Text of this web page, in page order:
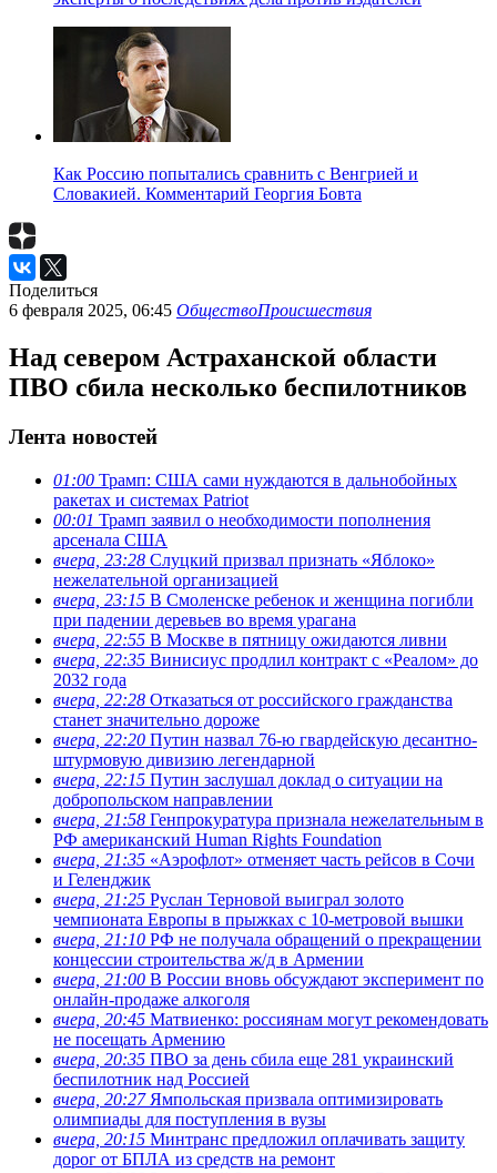
Как Россию попытались сравнить с Венгрией и
Словакией. Комментарий Георгия Бовта
Поделиться
6 февраля 2025, 06:45 ОбществоПроисшествия
Над севером Астраханской области
ПВО сбила несколько беспилотников
Лента новостей
01:00 Трамп: США сами нуждаются в дальнобойных
ракетах и системах Patriot
00:01 Трамп заявил о необходимости пополнения
арсенала США
вчера, 23:28 Слуцкий призвал признать «Яблоко»
нежелательной организацией
вчера, 23:15 В Смоленске ребенок и женщина погибли
при падении деревьев во время урагана
вчера, 22:55 В Москве в пятницу ожидаются ливни
вчера, 22:35 Винисиус продлил контракт с «Реалом» до
2032 года
вчера, 22:28 Отказаться от российского гражданства
станет значительно дороже
вчера, 22:20 Путин назвал 76-ю гвардейскую десантно-
штурмовую дивизию легендарной
вчера, 22:15 Путин заслушал доклад о ситуации на
добропольском направлении
вчера, 21:58 Генпрокуратура признала нежелательным в
РФ американский Human Rights Foundation
вчера, 21:35 «Аэрофлот» отменяет часть рейсов в Сочи
и Геленджик
вчера, 21:25 Руслан Терновой выиграл золото
чемпионата Европы в прыжках с 10-метровой вышки
вчера, 21:10 РФ не получала обращений о прекращении
концессии строительства ж/д в Армении
вчера, 21:00 В России вновь обсуждают эксперимент по
онлайн-продаже алкоголя
вчера, 20:45 Матвиенко: россиянам могут рекомендовать
не посещать Армению
вчера, 20:35 ПВО за день сбила еще 281 украинский
беспилотник над Россией
вчера, 20:27Ямпольская призвала оптимизировать
олимпиады для поступления в вузы
вчера, 20:15 Минтранс предложил оплачивать защиту
дорог от БПЛА из средств на ремонт